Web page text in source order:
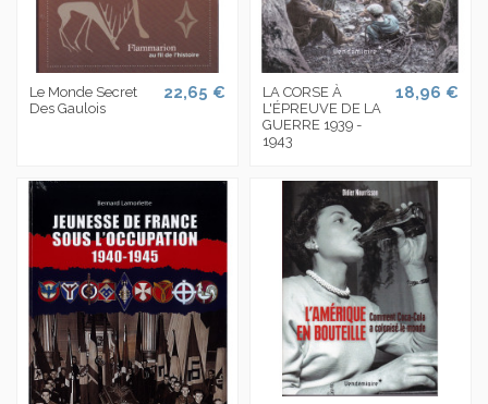
Le Monde Secret
Des Gaulois
22,65 €
LA CORSE À
L'ÉPREUVE DE LA
GUERRE 1939 -
1943
18,96 €